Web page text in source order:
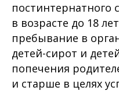
постинтернатного
в возрасте до 18
пребывание в
детей-сирот и
попечения
и старше в целях